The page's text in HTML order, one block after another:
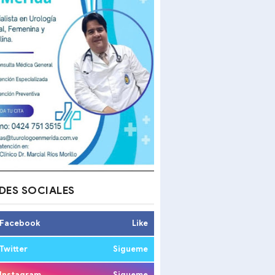
SOCIALES
Like
Sigueme